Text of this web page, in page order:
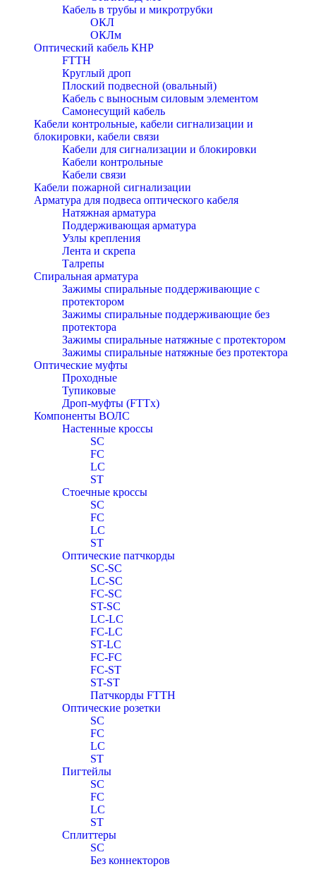
Кабель в трубы и микротрубки
ОКЛ
ОКЛм
Оптический кабель КНР
FTTH
Круглый дроп
Плоский подвесной (овальный)
Кабель с выносным силовым элементом
Самонесущий кабель
Кабели контрольные, кабели сигнализации и
блокировки, кабели связи
Кабели для сигнализации и блокировки
Кабели контрольные
Кабели связи
Кабели пожарной сигнализации
Арматура для подвеса оптического кабеля
Натяжная арматура
Поддерживающая арматура
Узлы крепления
Лента и скрепа
Талрепы
Спиральная арматура
Зажимы спиральные поддерживающие с
протектором
Зажимы спиральные поддерживающие без
протектора
Зажимы спиральные натяжные с протектором
Зажимы спиральные натяжные без протектора
Оптические муфты
Проходные
Тупиковые
Дроп-муфты (FTTx)
Компоненты ВОЛС
Настенные кроссы
SC
FC
LC
ST
Стоечные кроссы
SC
FC
LC
ST
Оптические патчкорды
SC-SC
LC-SC
FC-SC
ST-SC
LC-LC
FC-LC
ST-LC
FC-FC
FC-ST
ST-ST
Патчкорды FTTH
Оптические розетки
SC
FC
LC
ST
Пигтейлы
SC
FC
LC
ST
Сплиттеры
SC
Без коннекторов